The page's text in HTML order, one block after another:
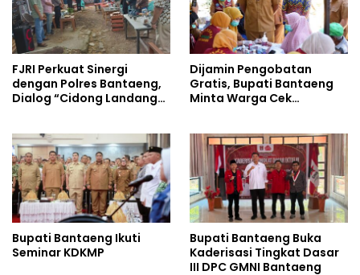
FJRI Perkuat Sinergi
dengan Polres Bantaeng,
Dialog “Cidong Landang”
Dijamin Pengobatan
Gratis, Bupati Bantaeng
Minta Warga Cek
Bupati Bantaeng Ikuti
Seminar KDKMP
Bupati Bantaeng Buka
Kaderisasi Tingkat Dasar
III DPC GMNI Bantaeng